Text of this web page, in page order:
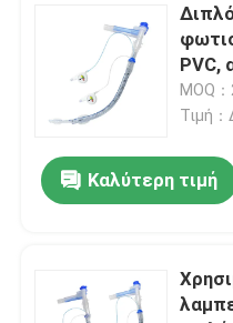
Nasopharyngeal
Μίας χρήσης
Διπλός βρογχικός
Μανόμετρο πίεσης
PVC,
MOQ
Τιμή
Καλύτερη τιμή